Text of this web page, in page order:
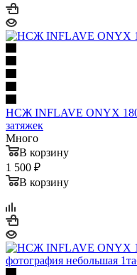
НСЖ INFLAVE ONYX
затяжек
Много
В корзину
1 500 ₽
В корзину